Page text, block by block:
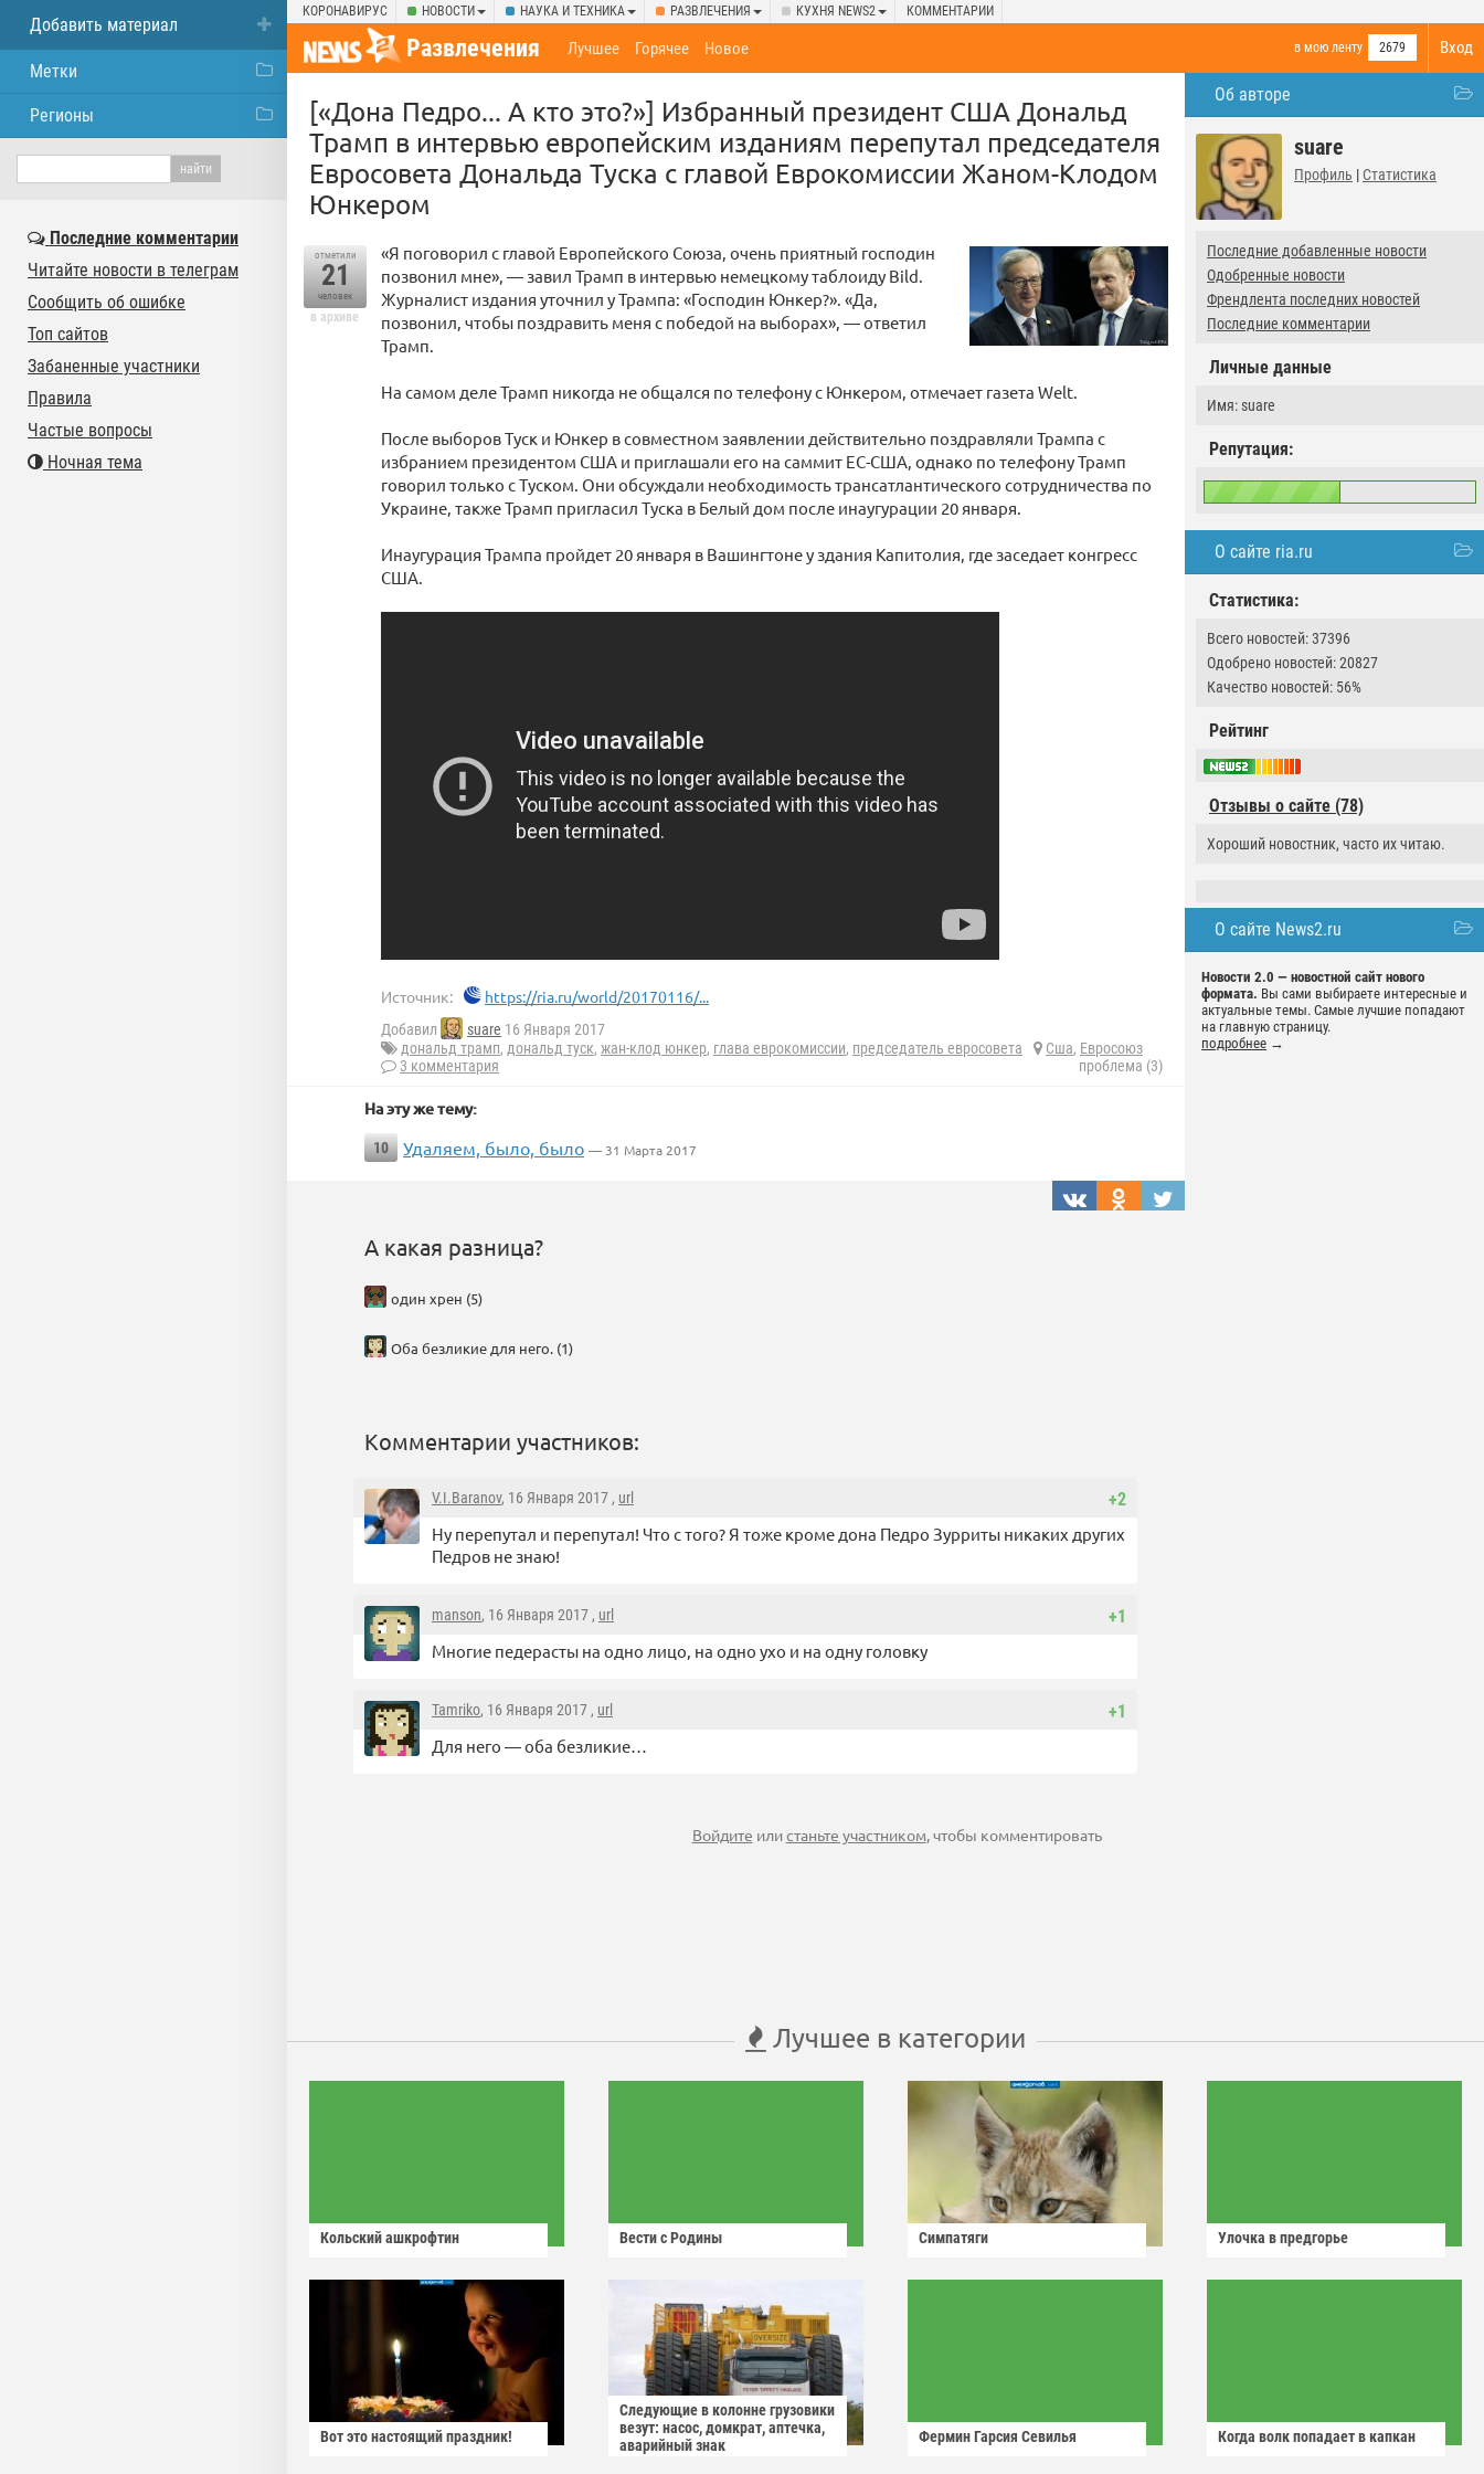
КОРОНАВИРУС НОВОСТИ НАУКА И ТЕХНИКА РАЗВЛЕЧЕНИЯ КУХНЯ NEWS2 КОММЕНТАРИИ
Вход
Развлечения в мою ленту 2679
Лучшее Горячее Новое
Об авторе
suare
Профиль | Статистика
Последние добавленные новости
Одобренные новости
Френдлента последних новостей
Последние комментарии
Личные данные
Имя: suare
Репутация:
О сайте ria.ru
Статистика:
Всего новостей: 37396
Одобрено новостей: 20827
Качество новостей: 56%
Рейтинг
Отзывы о сайте (78)
Хороший новостник, часто их читаю.
О сайте News2.ru
Новости 2.0 — новостной сайт нового
формата. Вы сами выбираете интересные и
актуальные темы. Самые лучшие попадают
на главную страницу.
подробнее →
[«Дона Педро... А кто это?»] Избранный президент США Дональд
Трамп в интервью европейским изданиям перепутал председателя
Евросовета Дональда Туска с главой Еврокомиссии Жаном-Клодом
Юнкером
отметили
21
человек
в архиве
«Я поговорил с главой Европейского Союза, очень приятный господин
позвонил мне», — завил Трамп в интервью немецкому таблоиду Bild.
Журналист издания уточнил у Трампа: «Господин Юнкер?». «Да,
позвонил, чтобы поздравить меня с победой на выборах», — ответил
Трамп.
На самом деле Трамп никогда не общался по телефону с Юнкером, отмечает газета Welt.
После выборов Туск и Юнкер в совместном заявлении действительно поздравляли Трампа с
избранием президентом США и приглашали его на саммит ЕС-США, однако по телефону Трамп
говорил только с Туском. Они обсуждали необходимость трансатлантического сотрудничества по
Украине, также Трамп пригласил Туска в Белый дом после инаугурации 20 января.
Инаугурация Трампа пройдет 20 января в Вашингтоне у здания Капитолия, где заседает конгресс
США.
Источник: https://ria.ru/world/20170116/...
Добавил suare 16 Января 2017
дональд трамп, дональд туск, жан-клод юнкер, глава еврокомиссии, председатель евросовета Сша, Евросоюз
3 комментария
проблема (3)
На эту же тему:
10 Удаляем, было, было — 31 Марта 2017
А какая разница?
один хрен (5)
Оба безликие для него. (1)
Комментарии участников:
+2
V.I.Baranov, 16 Января 2017 , url
Ну перепутал и перепутал! Что с того? Я тоже кроме дона Педро Зурриты никаких других
Педров не знаю!
+1
manson, 16 Января 2017 , url
Многие педерасты на одно лицо, на одно ухо и на одну головку
+1
Tamriko, 16 Января 2017 , url
Для него — оба безликие…
Войдите илистаньте участником, чтобы комментировать
Лучшее в категории
Кольский ашкрофтин Вести с Родины Симпатяги Улочка в предгорье
Вот это настоящий праздник!
Следующие в колонне грузовики
везут: насос, домкрат, аптечка,
аварийный знак
Фермин Гарсия Севилья Когда волк попадает в капкан
Добавить материал
Метки
Регионы
Последние комментарии
Читайте новости в телеграм
Сообщить об ошибке
Топ сайтов
Забаненные участники
Правила
Частые вопросы
Ночная тема